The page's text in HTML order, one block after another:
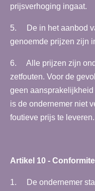
prijsverhoging ingaat.
5. De in het aanbod
genoemde prijzen zijn
6. Alle prijzen zijn
zetfouten. Voor de
geen
is de ondernemer niet
foutieve prijs te leveren.
Artikel 10 -
1. De ondernemer